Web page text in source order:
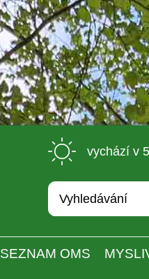
vychází v
SEZNAM OMS